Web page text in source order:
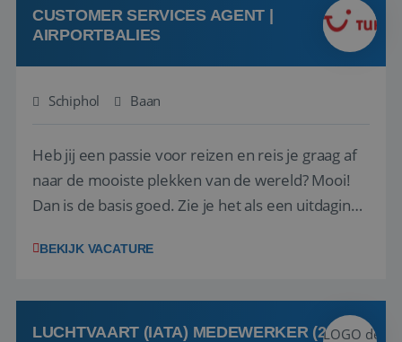
CUSTOMER SERVICES AGENT |
AIRPORTBALIES
Schiphol Baan
Heb jij een passie voor reizen en reis je graag af
naar de mooiste plekken van de wereld? Mooi!
Dan is de basis goed. Zie je het als een uitdaging
het samenstellen en boeken van de perfecte
deze onderdelen zijn nu samen gevoegd...
BEKIJK VACATURE
LUCHTVAART (IATA) MEDEWERKER (24-32